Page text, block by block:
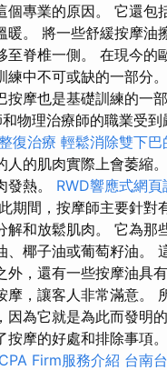
個專業的原因。 它還
暖。 將一些舒緩按摩油
至脊椎一側。 在現今的
練中不可或缺的一部分。
按摩也是基礎訓練的一
物理治療師的職業受
復治療 輕鬆消除雙下
人的肌肉實際上會萎縮。
發熱。 RWD響應式網頁
期間，按摩師主要針對
解和放鬆肌肉。 它為
、椰子油或葡萄籽油。
外，還有一些按摩油具
摩，讓客人非常滿意。
因為它就是為此而發明
按摩的好處和排除事項
Firm服務介紹 台南